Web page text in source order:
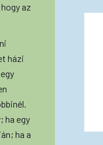
az
házi
ha egy
ha a